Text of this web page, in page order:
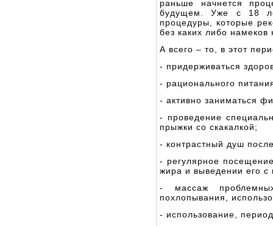
раньше начнется
будущем. Уже с 18
процедуры, которые
без каких либо
А всего – то, в этот
- придерживаться
- рационального
- активно заниматься
- проведение
прыжки со скакалкой;
- контрастный душ
- регулярное
жира и выведении его с
- массаж
похлопывания,
- использование,